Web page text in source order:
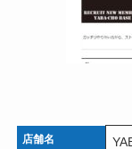
店舗名